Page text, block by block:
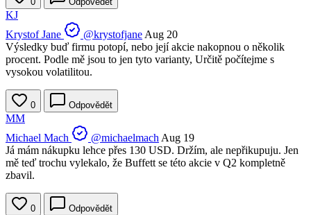
KJ
Krystof Jane
@krystofjane Aug 20
Výsledky buď firmu potopí, nebo její akcie nakopnou o několik
procent. Podle mě jsou to jen tyto varianty, Určitě počítejme s
vysokou volatilitou.
0 Odpovědět
MM
Michael Mach
@michaelmach Aug 19
Já mám nákupku lehce přes 130 USD. Držím, ale nepřikupuju. Jen
mě teď trochu vylekalo, že Buffett se této akcie v Q2 kompletně
zbavil.
0 Odpovědět